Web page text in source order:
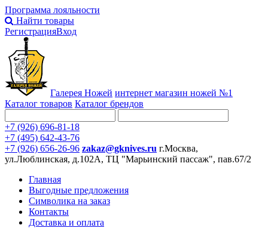
Программа лояльности
Найти товары
РегистрацияВход
Галерея Ножей интернет магазин ножей №1
Каталог товаров Каталог брендов
+7 (926) 696-81-18
+7 (495) 642-43-76
+7 (926) 656-26-96 zakaz@gknives.ru г.Москва,
ул.Люблинская, д.102А, ТЦ "Марьинский пассаж", пав.67/2
Главная
Выгодные предложения
Символика на заказ
Контакты
Доставка и оплата